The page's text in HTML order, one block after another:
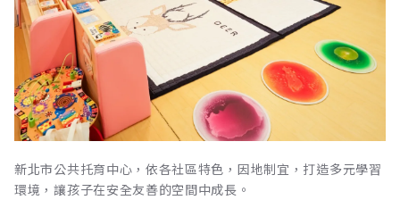
新北市公共托育中心，依各社區特色，因地制宜，打造多元學習
環境，讓孩子在安全友善的空間中成長。